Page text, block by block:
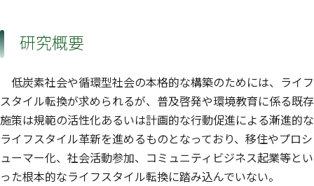
研究概要
低炭素社会や循環型社会の本格的な構築のためには、ライフ
スタイル転換が求められるが、普及啓発や環境教育に係る既存
施策は規範の活性化あるいは計画的な行動促進による漸進的な
ライフスタイル革新を進めるものとなっており、移住やプロシ
ューマー化、社会活動参加、コミュニティビジネス起業等とい
った根本的なライフスタイル転換に踏み込んでいない。